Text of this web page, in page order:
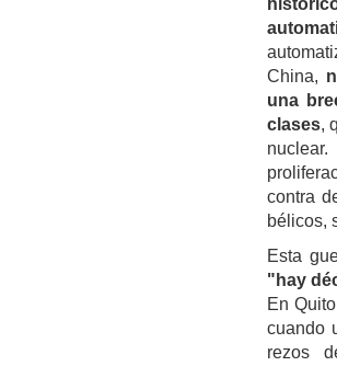
China,
una
clases,
contra
bélicos,
Esta
"hay
En
cuando
rezos